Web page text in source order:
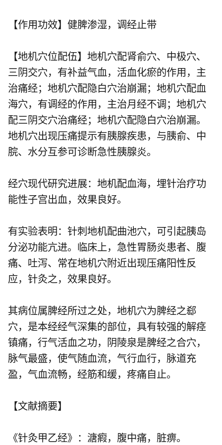
【作用功效】健脾渗湿，调经止带
【地机穴位配伍】地机穴配肾俞穴、中极穴、
三阴交穴，有补益气血，活血化瘀的作用，主
治痛经；地机穴配隐白穴治崩漏；地机穴配血
海穴，有调经的作用，主治月经不调；地机穴
配三阴交穴治痛经；地机穴配隐白穴治崩漏。
地机穴出现压痛提示有胰腺疾患，与胰俞、中
脘、水分互参可诊断急性胰腺炎。
经穴现代研究进展：地机配血海，埋针治疗功
能性子宫出血，效果良好。
有实验表明：针刺地机配曲池穴，可引起胰岛
分泌功能亢进。临床上，急性胃肠炎患者、腹
痛、吐泻、常在地机穴附近出现压痛阳性反
应，针灸之，效果良好。
其病位属脾经所过之处，地机穴为脾经之郄
穴，是本经经气深集的部位，具有较强的解痉
镇痛，行气活血之功，阴陵泉是脾经之合穴，
脉气最盛，使气随血流，气行血行，脉道充
盈，气血流畅，经筋和缓，疼痛自止。
【文献摘要】
《针灸甲乙经》：溏瘕，腹中痛，脏痹。